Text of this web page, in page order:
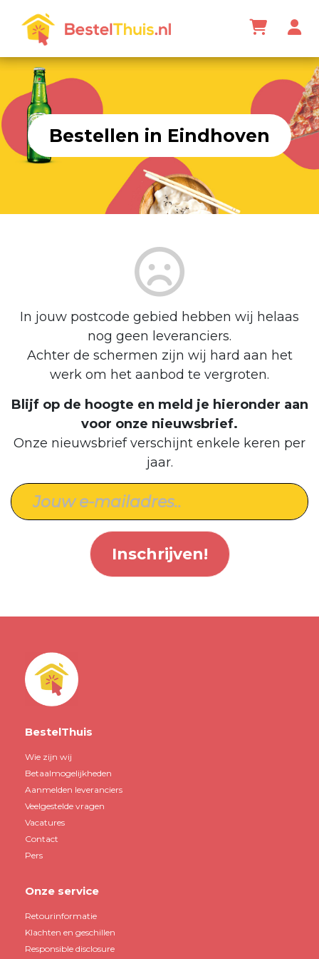
Bestellen in Eindhoven
In jouw postcode gebied hebben wij helaas
nog geen leveranciers.
Achter de schermen zijn wij hard aan het
werk om het aanbod te vergroten.
Blijf op de hoogte en meld je hieronder aan
voor onze nieuwsbrief.
Onze nieuwsbrief verschijnt enkele keren per
jaar.
Inschrijven!
BestelThuis
Wie zijn wij
Betaalmogelijkheden
Aanmelden leveranciers
Veelgestelde vragen
Vacatures
Contact
Pers
Onze service
Retourinformatie
Klachten en geschillen
Responsible disclosure